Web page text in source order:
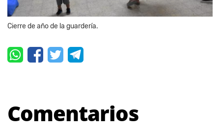
Cierre de año de la guardería.
Comentarios